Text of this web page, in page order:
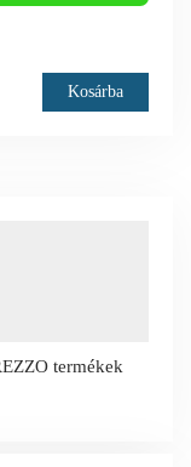
Kosárba
termékek